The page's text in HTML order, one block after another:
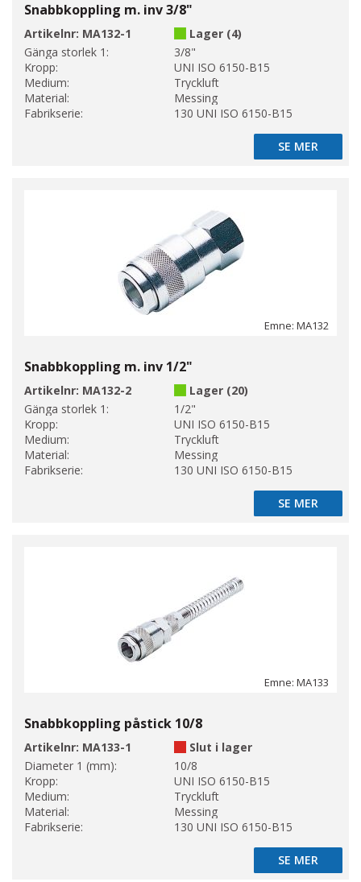
Snabbkoppling m. inv 3/8"
Artikelnr: MA132-1
Lager (4)
Gänga storlek 1:
3/8"
Kropp:
UNI ISO 6150-B15
Medium:
Tryckluft
Material:
Messing
Fabrikserie:
130 UNI ISO 6150-B15
SE MER
SE MER
Emne: MA132
Snabbkoppling m. inv 1/2"
Artikelnr: MA132-2
Lager (20)
Gänga storlek 1:
1/2"
Kropp:
UNI ISO 6150-B15
Medium:
Tryckluft
Material:
Messing
Fabrikserie:
130 UNI ISO 6150-B15
SE MER
SE MER
Emne: MA133
Snabbkoppling påstick 10/8
Artikelnr: MA133-1
Slut i lager
Diameter 1 (mm):
10/8
Kropp:
UNI ISO 6150-B15
Medium:
Tryckluft
Material:
Messing
Fabrikserie:
130 UNI ISO 6150-B15
SE MER
SE MER